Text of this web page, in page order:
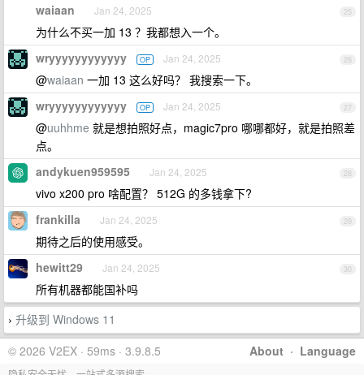
25
waiaan Jan 24, 2025
为什么不买一加 13 ？我都想入一个。
26
wryyyyyyyyyyyy OP Jan 24, 2025
@waiaan 一加 13 这么好吗？ 我搜索一下。
27
wryyyyyyyyyyyy OP Jan 24, 2025
@uuhhme 就是想拍照好点，magic7pro 哪哪都好，就是拍照差
点。
28
andykuen959595 Jan 24, 2025
vivo x200 pro 啥配置？ 512G 的多钱拿下?
29
frankilla Jan 24, 2025
期待之后的使用感受。
30
hewitt29 Jan 24, 2025
所有机器都能国补吗
› 升级到 Windows 11
About · Language
© 2026 V2EX · 59ms · 3.9.8.5